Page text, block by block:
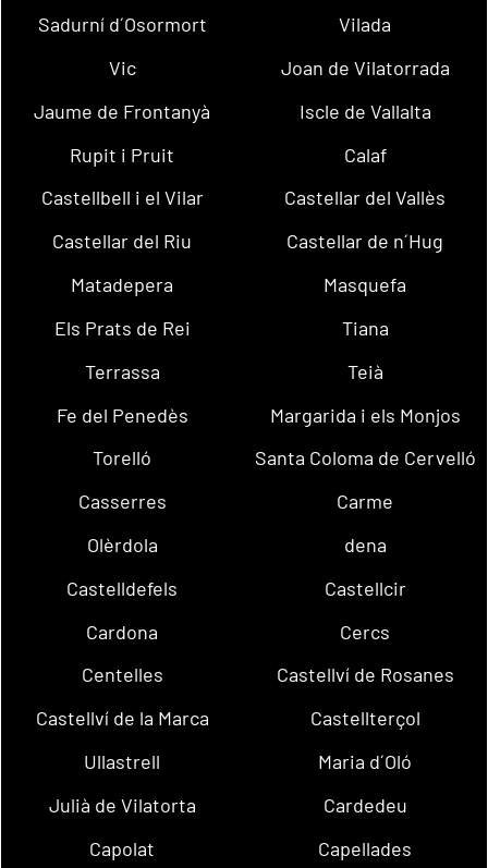
Sadurní d´Osormort
Vilada
Vic
Joan de Vilatorrada
Jaume de Frontanyà
Iscle de Vallalta
Rupit i Pruit
Calaf
Castellbell i el Vilar
Castellar del Vallès
Castellar del Riu
Castellar de n´Hug
Matadepera
Masquefa
Els Prats de Rei
Tiana
Terrassa
Teià
Fe del Penedès
Margarida i els Monjos
Torelló
Santa Coloma de Cervelló
Casserres
Carme
Olèrdola
dena
Castelldefels
Castellcir
Cardona
Cercs
Centelles
Castellví de Rosanes
Castellví de la Marca
Castellterçol
Ullastrell
Maria d´Oló
Julià de Vilatorta
Cardedeu
Capolat
Capellades